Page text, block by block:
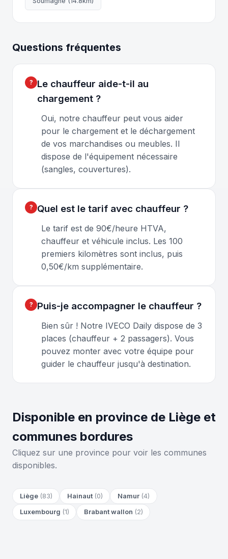
Questions fréquentes
Le chauffeur aide-t-il au
chargement ?
Oui, notre chauffeur peut vous aider
pour le chargement et le déchargement
de vos marchandises ou meubles. Il
dispose de l'équipement nécessaire
(sangles, couvertures).
Quel est le tarif avec chauffeur ?
Le tarif est de 90€/heure HTVA,
chauffeur et véhicule inclus. Les 100
premiers kilomètres sont inclus, puis
0,50€/km supplémentaire.
Puis-je accompagner le chauffeur ?
Bien sûr ! Notre IVECO Daily dispose de 3
places (chauffeur + 2 passagers). Vous
pouvez monter avec votre équipe pour
guider le chauffeur jusqu'à destination.
Disponible en province de Liège et
communes bordures
Cliquez sur une province pour voir les communes
disponibles.
Liège (83) Hainaut (0) Namur (4)
Luxembourg (1) Brabant wallon (2)